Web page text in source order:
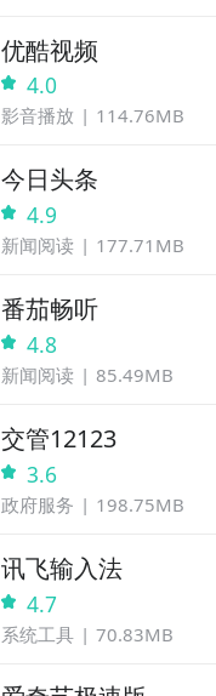
优酷视频
4.0
影音播放 114.76MB
今日头条
4.9
新闻阅读 177.71MB
番茄畅听
4.8
新闻阅读 85.49MB
交管12123
3.6
政府服务 198.75MB
讯飞输入法
4.7
系统工具 70.83MB